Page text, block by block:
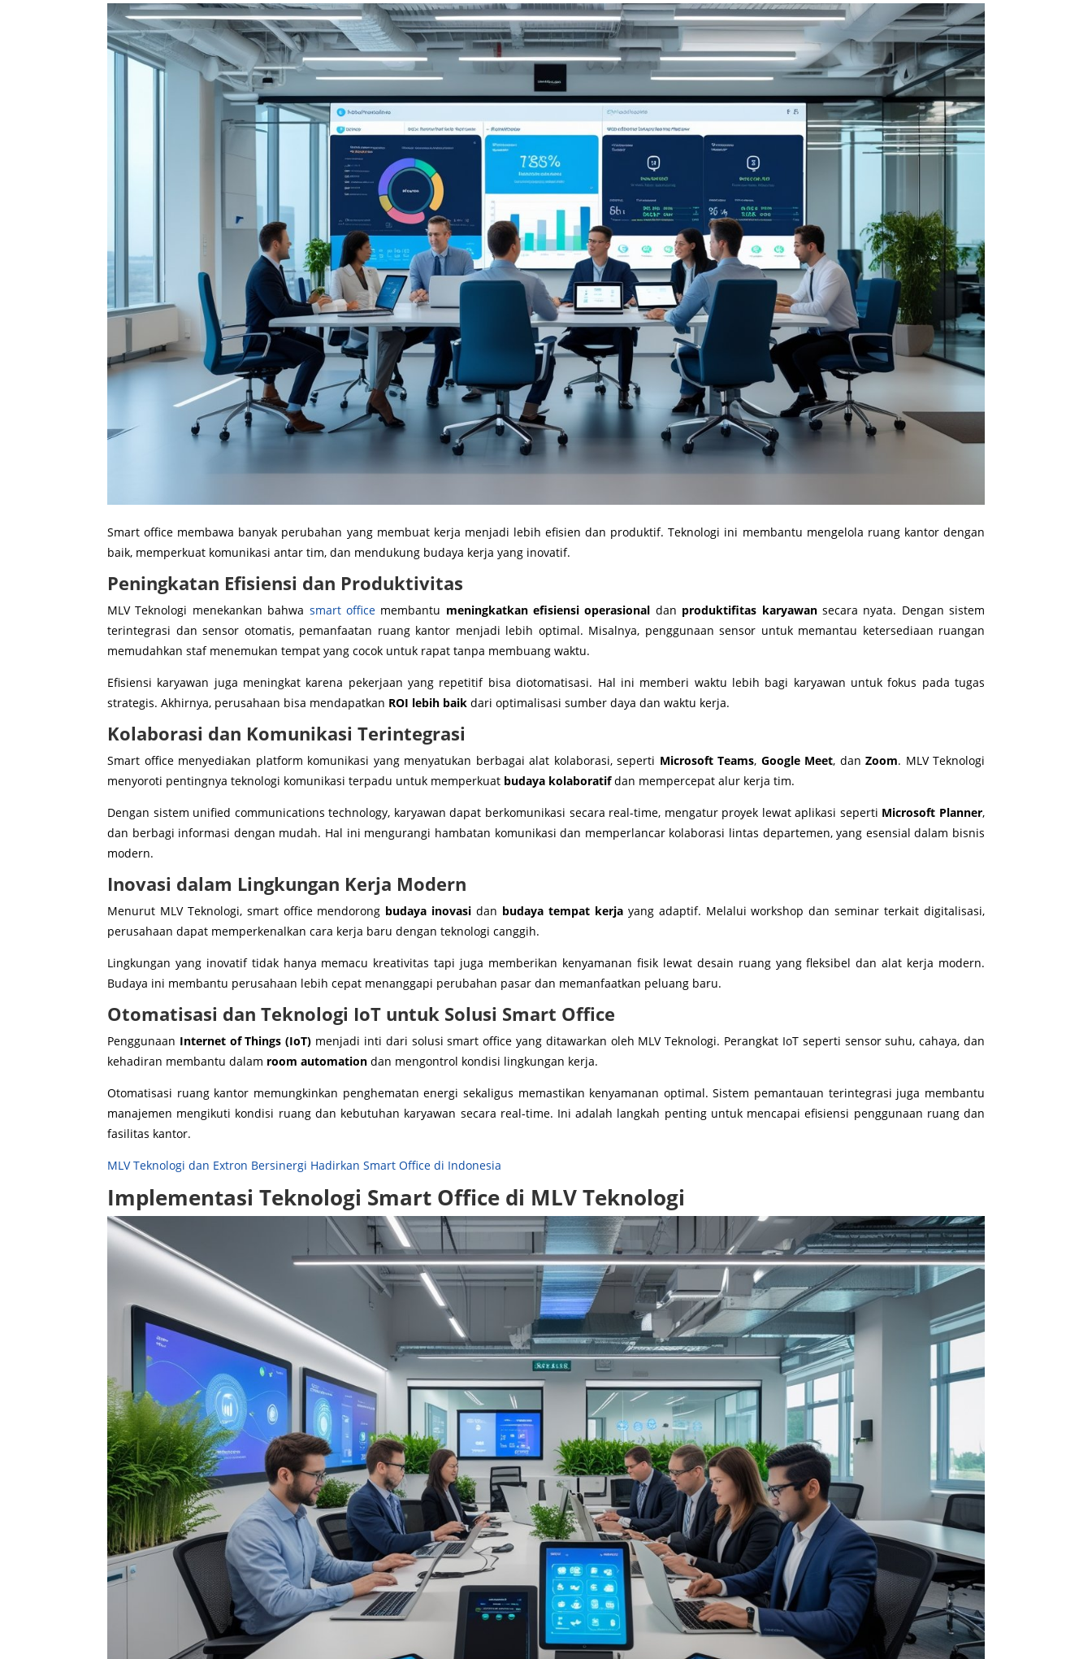
Smart office membawa banyak perubahan yang membuat kerja menjadi lebih efisien dan produktif. Teknologi ini membantu mengelola ruang kantor dengan
baik, memperkuat komunikasi antar tim, dan mendukung budaya kerja yang inovatif.
Peningkatan Efisiensi dan Produktivitas
MLV Teknologi menekankan bahwa smart officemembantu meningkatkan efisiensi operasional dan produktifitas karyawansecara nyata. Dengan sistem
terintegrasi dan sensor otomatis, pemanfaatan ruang kantor menjadi lebih optimal. Misalnya, penggunaan sensor untuk memantau ketersediaan ruangan
memudahkan staf menemukan tempat yang cocok untuk rapat tanpa membuang waktu.
Efisiensi karyawan juga meningkat karena pekerjaan yang repetitif bisa diotomatisasi. Hal ini memberi waktu lebih bagi karyawan untuk fokus pada tugas
strategis. Akhirnya, perusahaan bisa mendapatkan ROI lebih baik dari optimalisasi sumber daya dan waktu kerja.
Kolaborasi dan Komunikasi Terintegrasi
Smart office menyediakan platform komunikasi yang menyatukan berbagai alat kolaborasi, seperti Microsoft Teams, Google Meet, dan Zoom. MLV Teknologi
menyoroti pentingnya teknologi komunikasi terpadu untuk memperkuat budaya kolaboratifdan mempercepat alur kerja tim.
Dengan sistem unified communications technology, karyawan dapat berkomunikasi secara real-time, mengatur proyek lewat aplikasi seperti Microsoft Planner,
dan berbagi informasi dengan mudah. Hal ini mengurangi hambatan komunikasi dan memperlancar kolaborasi lintas departemen, yang esensial dalam bisnis
modern.
Inovasi dalam Lingkungan Kerja Modern
Menurut MLV Teknologi, smart office mendorong budaya inovasi dan budaya tempat kerjayang adaptif. Melalui workshop dan seminar terkait digitalisasi,
perusahaan dapat memperkenalkan cara kerja baru dengan teknologi canggih.
Lingkungan yang inovatif tidak hanya memacu kreativitas tapi juga memberikan kenyamanan fisik lewat desain ruang yang fleksibel dan alat kerja modern.
Budaya ini membantu perusahaan lebih cepat menanggapi perubahan pasar dan memanfaatkan peluang baru.
Otomatisasi dan Teknologi IoT untuk Solusi Smart Office
Penggunaan Internet of Things (IoT) menjadi inti dari solusi smart office yang ditawarkan oleh MLV Teknologi. Perangkat IoT seperti sensor suhu, cahaya, dan
kehadiran membantu dalam room automation dan mengontrol kondisi lingkungan kerja.
Otomatisasi ruang kantor memungkinkan penghematan energi sekaligus memastikan kenyamanan optimal. Sistem pemantauan terintegrasi juga membantu
manajemen mengikuti kondisi ruang dan kebutuhan karyawan secara real-time. Ini adalah langkah penting untuk mencapai efisiensi penggunaan ruang dan
fasilitas kantor.
MLV Teknologi dan Extron Bersinergi Hadirkan Smart Office di Indonesia
Implementasi Teknologi Smart Office di MLV Teknologi